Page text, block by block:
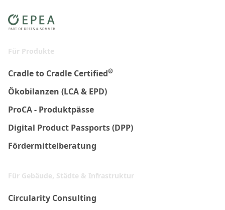
Für Produkte
Cradle to Cradle Certified®
Ökobilanzen (LCA & EPD)
ProCA - Produktpässe
Digital Product Passports (DPP)
Fördermittelberatung
Für Gebäude, Städte & Infrastruktur
Circularity Consulting